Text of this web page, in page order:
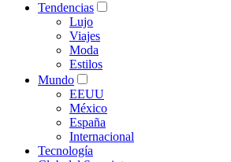
Tendencias
Lujo
Viajes
Moda
Estilos
Mundo
EEUU
México
España
Internacional
Tecnología